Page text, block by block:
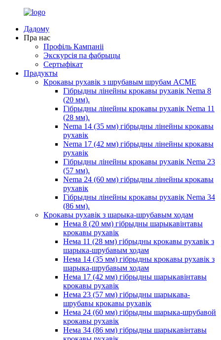
Дадому
Пра нас
Профіль Кампаніі
Экскурсія па фабрыцы
Сертыфікат
Прадукты
Крокавы рухавік з шрубавым шрубам ACME
Гібрыдны лінейны крокавы рухавік Nema 8
(20 мм).
Гібрыдны лінейны крокавы рухавік Nema 11
(28 мм).
Nema 14 (35 мм) гібрыдны лінейны крокавы
рухавік
Nema 17 (42 мм) гібрыдны лінейны крокавы
рухавік
Гібрыдны лінейны крокавы рухавік Nema 23
(57 мм).
Nema 24 (60 мм) гібрыдны лінейны крокавы
рухавік
Гібрыдны лінейны крокавы рухавік Nema 34
(86 мм).
Крокавы рухавік з шарыка-шрубавым ходам
Нема 8 (20 мм) гібрыдны шарыкавінтавы
крокавы рухавік
Нема 11 (28 мм) гібрыдны крокавы рухавік з
шарыка-шрубавым ходам
Нема 14 (35 мм) гібрыдны крокавы рухавік з
шарыка-шрубавым ходам
Нема 17 (42 мм) гібрыдны шарыкавінтавы
крокавы рухавік
Нема 23 (57 мм) гібрыдны шарыкава-
шрубавы крокавы рухавік
Нема 24 (60 мм) гібрыдны шарыка-шрубавой
крокавы рухавік
Нема 34 (86 мм) гібрыдны шарыкавінтавы